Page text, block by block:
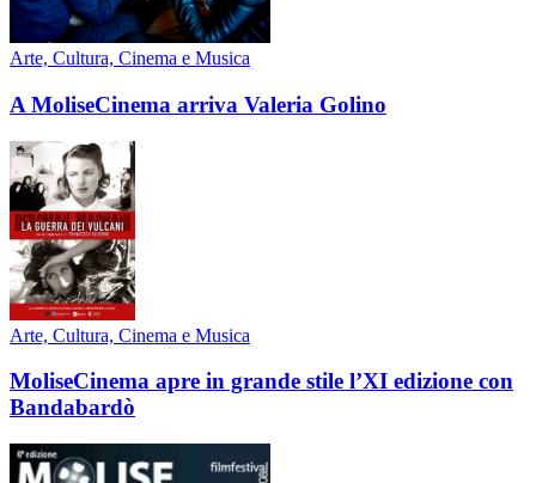
Arte, Cultura, Cinema e Musica
A MoliseCinema arriva Valeria Golino
Arte, Cultura, Cinema e Musica
MoliseCinema apre in grande stile l’XI edizione con
Bandabardò